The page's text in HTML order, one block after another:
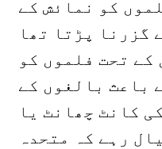
کو نمائش کے
گزرنا پڑتا تھا
کے تحت فلموں کو
باعث بالغوں کے
کانٹ چھانٹ یا
رہے کہ متحدہ